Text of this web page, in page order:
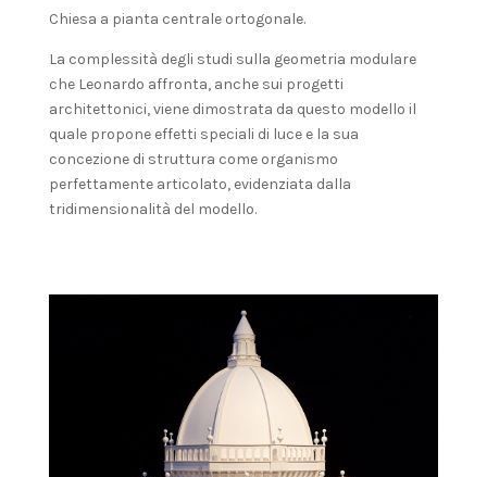
Chiesa a pianta centrale ortogonale.
La complessità degli studi sulla geometria modulare
che Leonardo affronta, anche sui progetti
architettonici, viene dimostrata da questo modello il
quale propone effetti speciali di luce e la sua
concezione di struttura come organismo
perfettamente articolato, evidenziata dalla
tridimensionalità del modello.